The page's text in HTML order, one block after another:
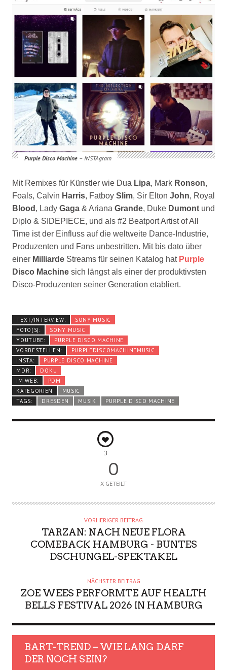
Purple Disco Machine– INSTAgram
Mit Remixes für Künstler wie Dua Lipa, Mark Ronson,
Foals, Calvin Harris, Fatboy Slim, Sir Elton John, Royal
Blood , Lady Gaga & Ariana Grande, Duke Dumont und
Diplo & SIDEPIECE, und als #2 Beatport Artist of All
Time ist der Einfluss auf die weltweite Dance-Industrie,
Produzenten und Fans unbestritten. Mit bis dato über
einer Milliarde Streams für seinen Katalog hat Purple
Disco Machine sich längst als einer der produktivsten
Disco-Produzenten seiner Generation etabliert.
TEXT/INTERVIEW:
SONY MUSIC
FOTO(S):
SONY MUSIC
YOUTUBE:
PURPLE DISCO MACHINE
VORBESTELLEN:
PURPLEDISCOMACHINEMUSIC
INSTA:
PURPLE DISCO MACHINE
MDR:
DOKU
IM WEB:
PDM
KATEGORIEN
MUSIC
TAGS:
DRESDEN MUSIK PURPLE DISCO MACHINE
3
0
X GETEILT
VORHERIGER BEITRAG
TARZAN: NACH NEUE FLORA
COMEBACK HAMBURG - BUNTES
DSCHUNGEL-SPEKTAKEL
NÄCHSTER BEITRAG
ZOE WEES PERFORMTE AUF HEALTH
BELLS FESTIVAL 2026 IN HAMBURG
BART-TREND – WIE LANG DARF
DER NOCH SEIN?